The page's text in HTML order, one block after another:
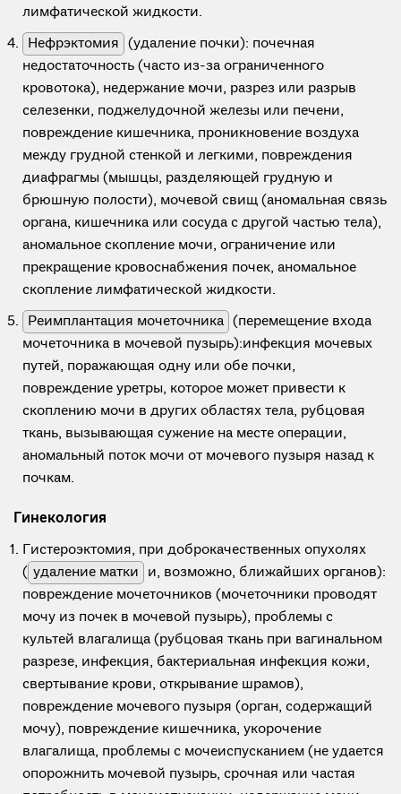
лимфатической жидкости.
Нефрэктомия (удаление почки): почечная
недостаточность (часто из-за ограниченного
кровотока), недержание мочи, разрез или разрыв
селезенки, поджелудочной железы или печени,
повреждение кишечника, проникновение воздуха
между грудной стенкой и легкими, повреждения
диафрагмы (мышцы, разделяющей грудную и
брюшную полости), мочевой свищ (аномальная связь
органа, кишечника или сосуда с другой частью тела),
аномальное скопление мочи, ограничение или
прекращение кровоснабжения почек, аномальное
скопление лимфатической жидкости.
Реимплантация мочеточника (перемещение входа
мочеточника в мочевой пузырь):инфекция мочевых
путей, поражающая одну или обе почки,
повреждение уретры, которое может привести к
скоплению мочи в других областях тела, рубцовая
ткань, вызывающая сужение на месте операции,
аномальный поток мочи от мочевого пузыря назад к
почкам.
Гинекология
Гистероэктомия, при доброкачественных опухолях
( удаление матки и, возможно, ближайших органов):
повреждение мочеточников (мочеточники проводят
мочу из почек в мочевой пузырь), проблемы с
культей влагалища (рубцовая ткань при вагинальном
разрезе, инфекция, бактериальная инфекция кожи,
свертывание крови, открывание шрамов),
повреждение мочевого пузыря (орган, содержащий
мочу), повреждение кишечника, укорочение
влагалища, проблемы с мочеиспусканием (не удается
опорожнить мочевой пузырь, срочная или частая